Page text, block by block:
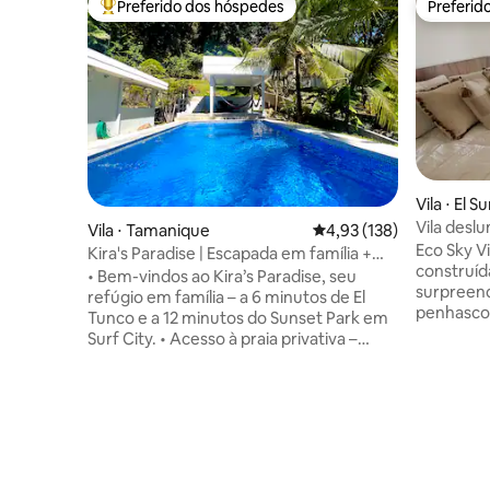
Entre os melhores preferidos dos hóspedes
Preferido dos hóspedes
Vila ⋅ Tamanique 4,93 de uma avaliação
4,93 (138)
Kira's Paradise | Escapada em família +
praia privativa
• Bem-vindos ao Kira’s Paradise, seu
refúgio em família – a 6 minutos de El
Tunco e a 12 minutos do Sunset Park em
Surf City. • Acesso à praia privativa –
Vila ⋅ El
Vila
vista
Eco Sky